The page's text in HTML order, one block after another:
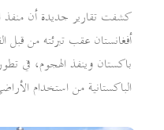
كشفت تقارير جديدة أن منفذ
باكستان وينفذ الهجوم، في
الباكستانية من استخدام